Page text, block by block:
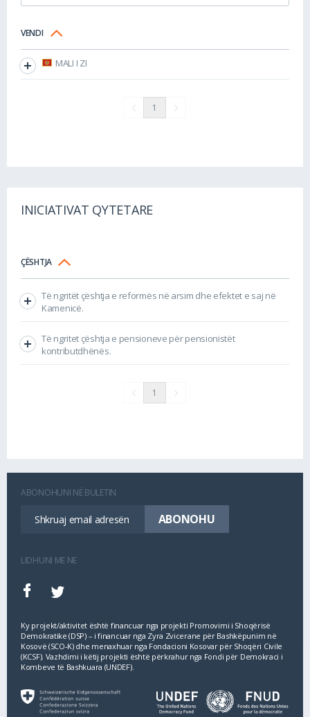
VENDI
MALI I ZI
1
INICIATIVAT QYTETARE
ÇËSHTJA
Të ngritët çështja e reformës në arsim dhe efektet e saj në
Kamenicë.
Të ngritet çështja e pensioneve për pensionistët
kontributdhënës.
1
ABONOHUNI NË BULETIN
LIDHUNI ME NE
Ky projekt/aktivitet është financuar nga projekti Promovimi i Shoqërisë
Demokratike (DSP) – i financuar nga Zyra Zvicerane për Bashkëpunim në
Kosovë (SCO‐K) dhe menaxhuar nga Fondacioni Kosovar për Shoqëri Civile
(KCSF). Vazhdimi i këtij projekti është përkrahur nga Fondi për Demokraci i
Kombeve të Bashkuara (UNDEF).